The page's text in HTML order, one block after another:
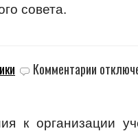
совета.
Комментарии записи
к организации